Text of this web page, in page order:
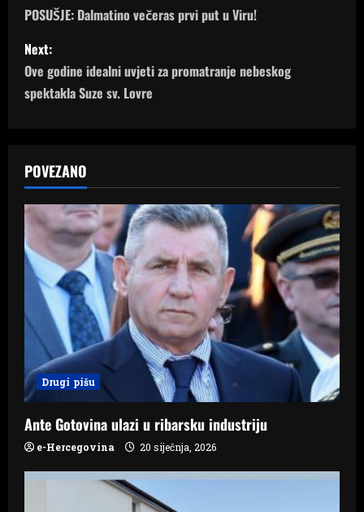
o
s
t
a
v
i
g
t
i
o
n
POSUŠJE: Dalmatino večeras prvi put u Viru!
Next:
Ove godine idealni uvjeti za promatranje nebeskog
spektakla Suze sv. Lovre
POVEZANO
Drugi pišu
Ante Gotovina ulazi u ribarsku industriju
e-Hercegovina 20 siječnja, 2026